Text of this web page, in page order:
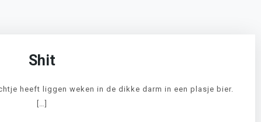
Shit
heeft liggen weken in de dikke darm in een plasje bier.
[…]